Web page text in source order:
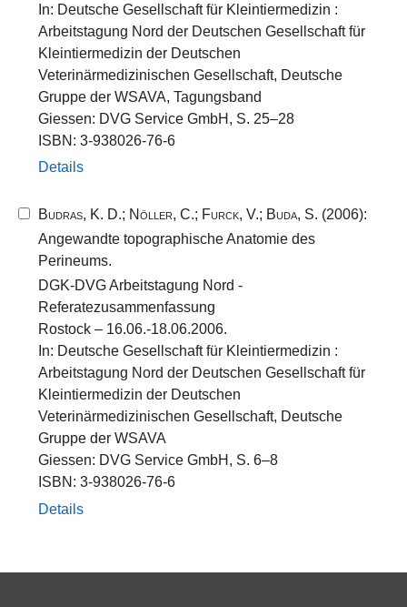
In: Deutsche Gesellschaft für Kleintiermedizin :
Arbeitstagung Nord der Deutschen Gesellschaft für
Kleintiermedizin der Deutschen
Veterinärmedizinischen Gesellschaft, Deutsche
Gruppe der WSAVA, Tagungsband
Giessen: DVG Service GmbH, S. 25–28
ISBN: 3-938026-76-6
Details
Budras, K. D.; Nöller, C.; Furck, V.; Buda, S. (2006):
Angewandte topographische Anatomie des
Perineums.
DGK-DVG Arbeitstagung Nord -
Referatezusammenfassung
Rostock – 16.06.-18.06.2006.
In: Deutsche Gesellschaft für Kleintiermedizin :
Arbeitstagung Nord der Deutschen Gesellschaft für
Kleintiermedizin der Deutschen
Veterinärmedizinischen Gesellschaft, Deutsche
Gruppe der WSAVA
Giessen: DVG Service GmbH, S. 6–8
ISBN: 3-938026-76-6
Details